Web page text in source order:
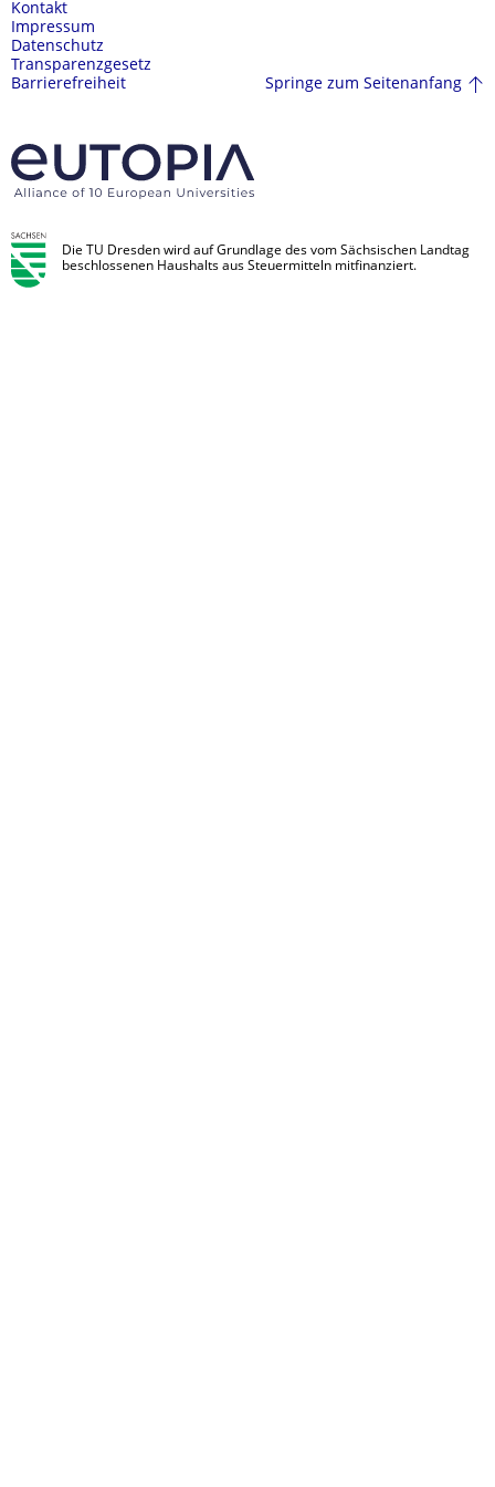
Kontakt
Impressum
Datenschutz
Transparenzgesetz
Barrierefreiheit
Springe zum Seitenanfang
Die TU Dresden wird auf Grundlage des vom Sächsischen Landtag
beschlossenen Haushalts aus Steuermitteln mitfinanziert.